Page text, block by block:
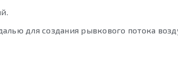
для создания рывкового потока